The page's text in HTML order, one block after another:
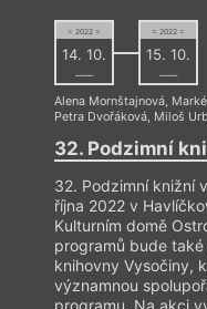
= 2022 =
14. 10.
––––
= 2022 =
15. 10.
––––
Alena Mornštajnová,
Petra Dvořáková, Miloš
32. Podzimní
32. Podzimní knižní
října 2022 v
Kulturním domě
programů bude
knihovny Vysočiny,
významnou